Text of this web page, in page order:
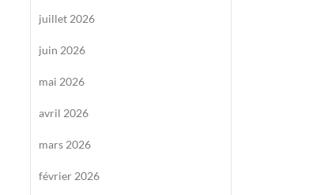
juillet 2026
juin 2026
mai 2026
avril 2026
mars 2026
février 2026